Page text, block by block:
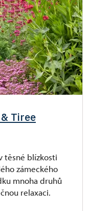
Tiree
těsné blízkosti
zámeckého
mnoha druhů
relaxaci.